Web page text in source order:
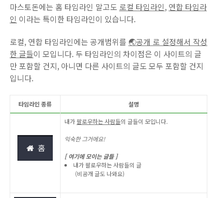
마스토돈에는 홈 타임라인 말고도 로컬 타임라인, 연합 타임라
인 이라는 특이한 타임라인이 있습니다.
로컬, 연합 타임라인에는 공개범위를 🌏공개 로 설정해서 작성
한 글들이 모입니다. 두 타임라인의 차이점은 이 사이트의 글
만 포함할 건지, 아니면 다른 사이트의 글도 모두 포함할 건지
입니다.
타임라인 종류 설명
내가팔로우하는 사람들의 글들이 모입니다.
익숙한 그거에요!
[ 여기에 모이는 글들 ]
내가 팔로우하는 사람들의 글
(비공개 글도 나와요)